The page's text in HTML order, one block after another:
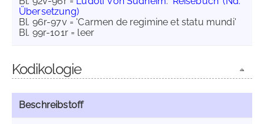
Übersetzung)
Bl. 96r-97v = 'Carmen de regimine et statu mundi'
Bl. 99r-101r = leer
Kodikologie
Beschreibstoff